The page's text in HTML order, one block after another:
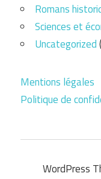
Romans
Sciences et
Uncategorized
Mentions légales
Politique de
WordPress